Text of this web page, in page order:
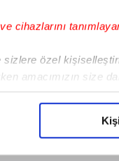
cihazlarını
özel
amacımızın size
gelen çabayı
neden